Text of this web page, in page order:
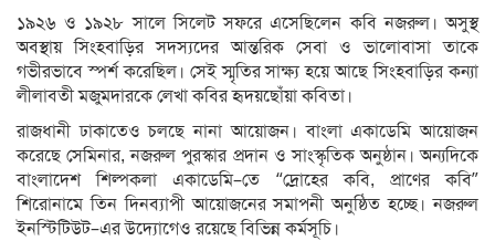
১৯২৬ ও ১৯২৮ সালে সিলেট সফরে এসেছিলেন কবি নজরুল। অসুস্থ
অবস্থায় সিংহবাড়ির সদস্যদের আন্তরিক সেবা ও ভালোবাসা তাকে
গভীরভাবে স্পর্শ করেছিল। সেই স্মৃতির সাক্ষ্য হয়ে আছে সিংহবাড়ির কন্যা
লীলাবতী মজুমদারকে লেখা কবির হৃদয়ছোঁয়া কবিতা।
রাজধানী ঢাকাতেও চলছে নানা আয়োজন। বাংলা একাডেমি আয়োজন
করেছে সেমিনার, নজরুল পুরস্কার প্রদান ও সাংস্কৃতিক অনুষ্ঠান। অন্যদিকে
বাংলাদেশ শিল্পকলা একাডেমি–তে “দ্রোহের কবি, প্রাণের কবি”
শিরোনামে তিন দিনব্যাপী আয়োজনের সমাপনী অনুষ্ঠিত হচ্ছে। নজরুল
ইনস্টিটিউট–এর উদ্যোগেও রয়েছে বিভিন্ন কর্মসূচি।